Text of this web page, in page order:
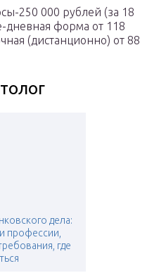
250 000 рублей (за 18
дневная форма от 118
(дистанционно) от 88
дела:
профессии,
где